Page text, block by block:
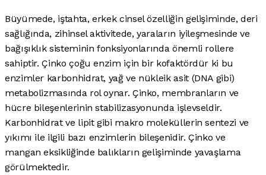
Büyümede, iştahta, erkek cinsel özelliğin gelişiminde, deri
sağlığında, zihinsel aktivitede, yaraların iyileşmesinde ve
bağışıklık sisteminin fonksiyonlarında önemli rollere
sahiptir. Çinko çoğu enzim için bir kofaktördür ki bu
enzimler karbonhidrat, yağ ve nükleik asit (DNA gibi)
metabolizmasında rol oynar. Çinko, membranların ve
hücre bileşenlerinin stabilizasyonunda işlevseldir.
Karbonhidrat ve lipit gibi makro moleküllerin sentezi ve
yıkımı ile ilgili bazı enzimlerin bileşenidir. Çinko ve
mangan eksikliğinde balıkların gelişiminde yavaşlama
görülmektedir.